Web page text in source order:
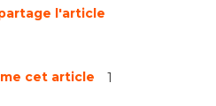
l'article
cet article 1